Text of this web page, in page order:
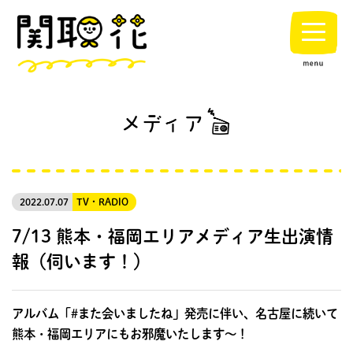
2022.07.07 TV・RADIO
7/13 熊本・福岡エリアメディア生出演情
報（伺います！）
アルバム「#また会いましたね」発売に伴い、名古屋に続いて
熊本・福岡エリアにもお邪魔いたします〜！